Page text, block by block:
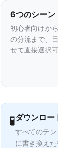
6つのシーン
初心者向けか
の分流まで、
せて直接選択可
🧪ダウンロー
すべてのテ
に書き換え